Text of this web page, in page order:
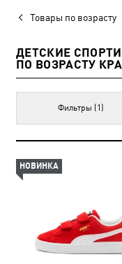
Товары по возрасту
ДЕТСКИЕ
ПО ВОЗРАСТУ
Фильтры (1)
НОВИНКА